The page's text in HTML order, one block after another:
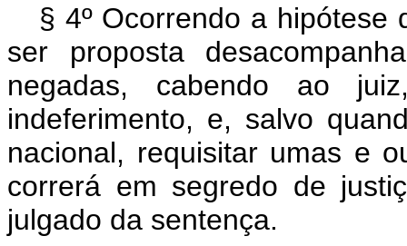
§ 4º Ocorrendo a hipótese
ser proposta
negadas, cabendo ao
indeferimento, e, salvo
nacional, requisitar umas e
correrá em segredo de
julgado da sentença.